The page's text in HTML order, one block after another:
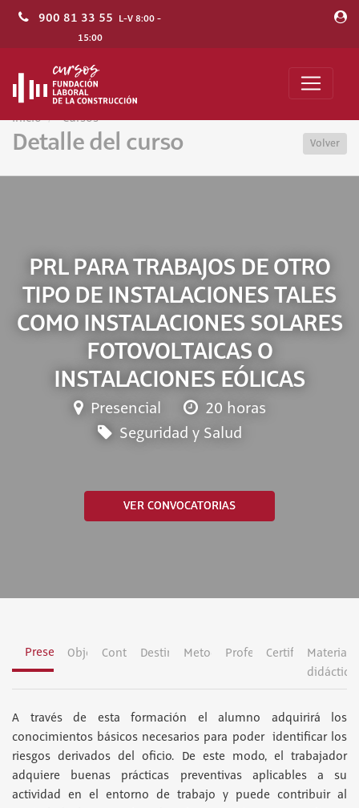
900 81 33 55 L-V 8:00 -
15:00
Inicio Cursos
Detalle del curso Volver
PRL PARA TRABAJOS DE OTRO
TIPO DE INSTALACIONES TALES
COMO INSTALACIONES SOLARES
FOTOVOLTAICAS O
INSTALACIONES EÓLICAS
Presencial
20 horas
Seguridad y Salud
VER CONVOCATORIAS
PresentaciónObjetivosContenidosDestinatariosMetodologíaProfesoradoCertificación
Material
didáctico
A través de esta formación el alumno adquirirá los
conocimientos básicos necesarios para poder identificar los
riesgos derivados del oficio. De este modo, el trabajador
adquiere buenas prácticas preventivas aplicables a su
actividad en el entorno de trabajo y puede contribuir al